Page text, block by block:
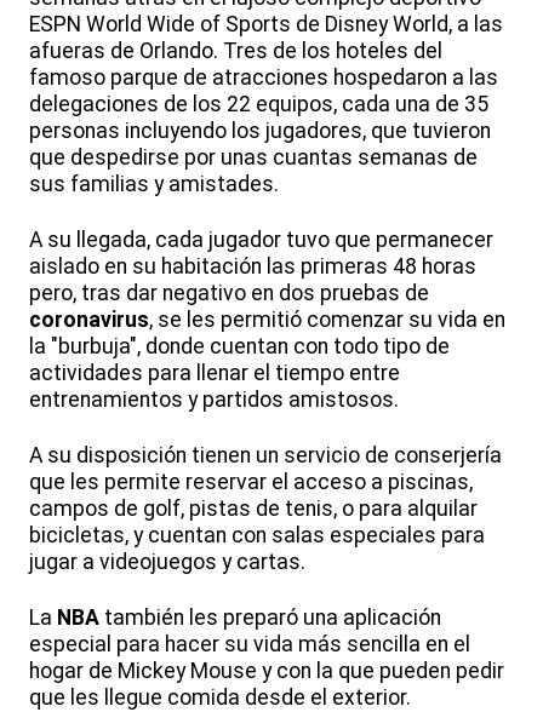
ESPN World Wide of Sports de Disney World, a las
afueras de Orlando. Tres de los hoteles del
famoso parque de atracciones hospedaron a las
delegaciones de los 22 equipos, cada una de 35
personas incluyendo los jugadores, que tuvieron
que despedirse por unas cuantas semanas de
sus familias y amistades.
A su llegada, cada jugador tuvo que permanecer
aislado en su habitación las primeras 48 horas
pero, tras dar negativo en dos pruebas de
coronavirus, se les permitió comenzar su vida en
la "burbuja", donde cuentan con todo tipo de
actividades para llenar el tiempo entre
entrenamientos y partidos amistosos.
A su disposición tienen un servicio de conserjería
que les permite reservar el acceso a piscinas,
campos de golf, pistas de tenis, o para alquilar
bicicletas, y cuentan con salas especiales para
jugar a videojuegos y cartas.
La NBA también les preparó una aplicación
especial para hacer su vida más sencilla en el
hogar de Mickey Mouse y con la que pueden pedir
que les llegue comida desde el exterior.